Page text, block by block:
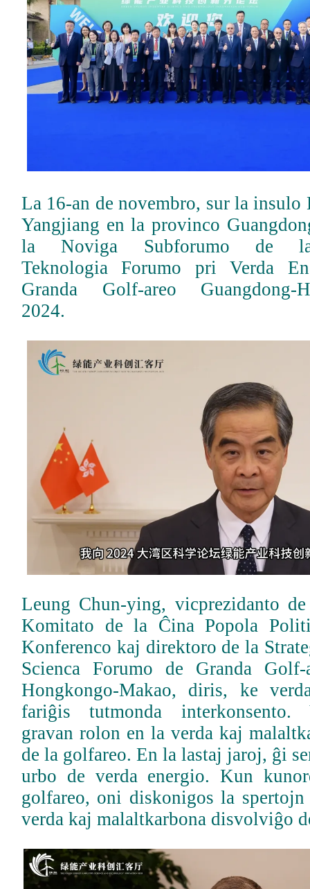
La 16-an de novembro, sur la
Yangjiang en la provinco
la Noviga Subforumo de
Teknologia Forumo pri Verda
Granda Golf-areo Guangdong-
2024.
Leung Chun-ying, vicprezidanto
Komitato de la Ĉina Popola
Konferenco kaj direktoro de la
Scienca Forumo de Granda Golf-
Hongkongo-Makao, diris, ke
fariĝis tutmonda interkonsento.
gravan rolon en la verda kaj
de la golfareo. En la lastaj jaroj, ĝi
urbo de verda energio. Kun
golfareo, oni diskonigos la
verda kaj malaltkarbona disvolviĝo